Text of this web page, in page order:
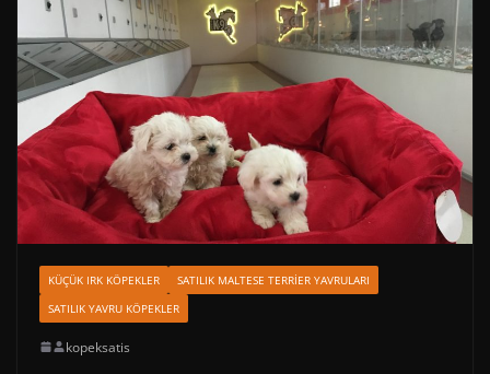
KÜÇÜK IRK KÖPEKLER
SATILIK MALTESE TERRIER YAVRULARI
SATILIK YAVRU KÖPEKLER
kopeksatis